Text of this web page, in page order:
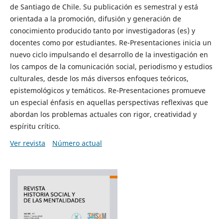
de Santiago de Chile. Su publicación es semestral y está
orientada a la promoción, difusión y generación de
conocimiento producido tanto por investigadoras (es) y
docentes como por estudiantes. Re-Presentaciones inicia un
nuevo ciclo impulsando el desarrollo de la investigación en
los campos de la comunicación social, periodismo y estudios
culturales, desde los más diversos enfoques teóricos,
epistemológicos y temáticos. Re-Presentaciones promueve
un especial énfasis en aquellas perspectivas reflexivas que
abordan los problemas actuales con rigor, creatividad y
espíritu crítico.
Ver revista
Número actual